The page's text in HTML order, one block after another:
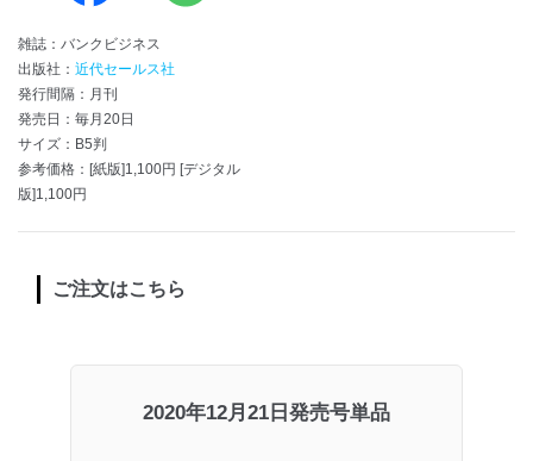
雑誌：バンクビジネス
出版社： 近代セールス社
発行間隔：月刊
発売日：毎月20日
サイズ：B5判
参考価格：[紙版]1,100円 [デジタル
版]1,100円
ご注文はこちら
2020年12月21日発売号単品